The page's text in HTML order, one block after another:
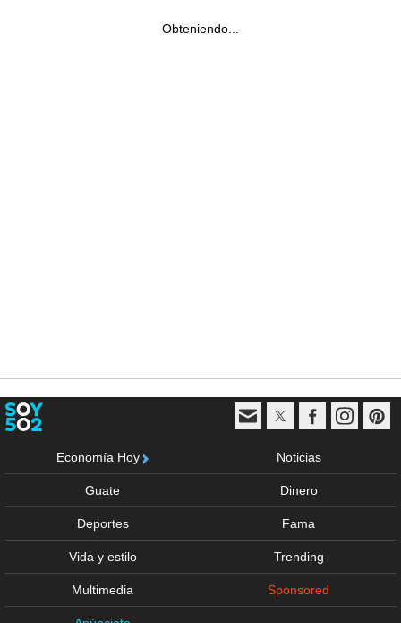
Obteniendo...
Economía Hoy Noticias
Guate Dinero
Deportes Fama
Vida y estilo Trending
Multimedia Sponsored